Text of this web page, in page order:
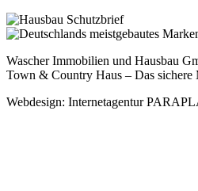
Wascher Immobilien und Hausbau
Town & Country Haus – Das sichere
Webdesign: Internetagentur